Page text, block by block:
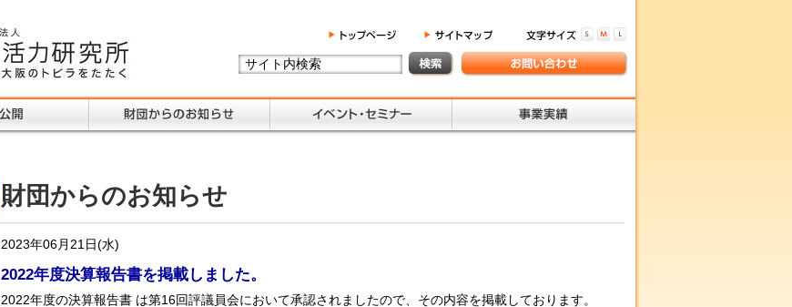
財団からのお知らせ
2023年06月21日(水)
2022年度決算報告書を掲載しました。
2022年度の決算報告書 は第16回評議員会において承認されましたので、その内容を掲載しております。